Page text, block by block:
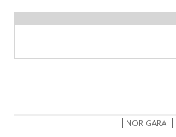
NOR GARA